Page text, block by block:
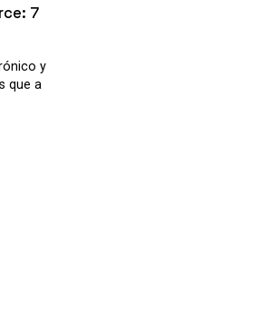
7
y
que a